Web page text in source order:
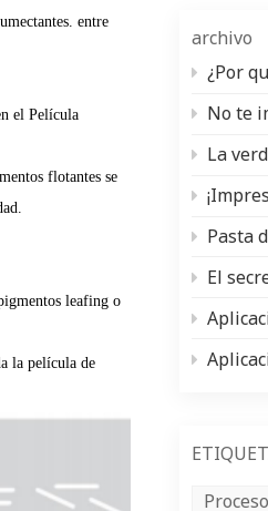
archivo
¿Por qué todo el mundo
No te imaginas la
La verdadera
¡Imprescindible para usuarios y fabricantes
Pasta de aluminio a base
El secreto
Aplicaciones de la
entre
el Película
flotantes se
leafing o
la película de